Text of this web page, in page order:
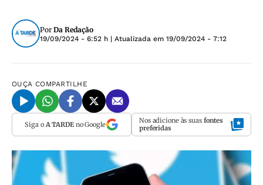
Por Da Redação
19/09/2024 - 6:52 h | Atualizada em 19/09/2024 - 7:12
OUÇA COMPARTILHE
Siga o A TARDEno Google Nos adicione às suas fontes
preferidas